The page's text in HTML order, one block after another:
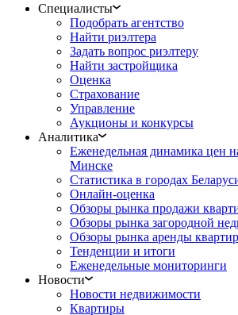
Специалисты
Подобрать агентство
Найти риэлтера
Задать вопрос риэлтеру
Найти застройщика
Оценка
Страхование
Управление
Аукционы и конкурсы
Аналитика
Еженедельная динамика цен
Минске
Статистика в городах
Онлайн-оценка
Обзоры рынка продажи
Обзоры рынка загородной
Обзоры рынка аренды квартир
Тенденции и итоги
Еженедельные мониторинги
Новости
Новости недвижимости
Квартиры